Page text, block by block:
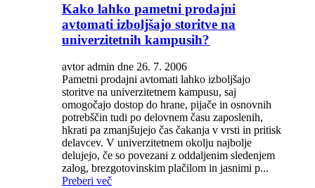
Kako lahko pametni prodajni
avtomati izboljšajo storitve na
univerzitetnih kampusih?
avtor admin dne 26. 7. 2006
Pametni prodajni avtomati lahko izboljšajo
storitve na univerzitetnem kampusu, saj
omogočajo dostop do hrane, pijače in osnovnih
potrebščin tudi po delovnem času zaposlenih,
hkrati pa zmanjšujejo čas čakanja v vrsti in pritisk
delavcev. V univerzitetnem okolju najbolje
delujejo, če so povezani z oddaljenim sledenjem
zalog, brezgotovinskim plačilom in jasnimi p...
Preberi več